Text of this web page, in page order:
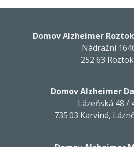
Domov Alzheimer
Nádražní
252 63
Domov Alzheimer
Lázeňská 48 /
735 03 Karviná,